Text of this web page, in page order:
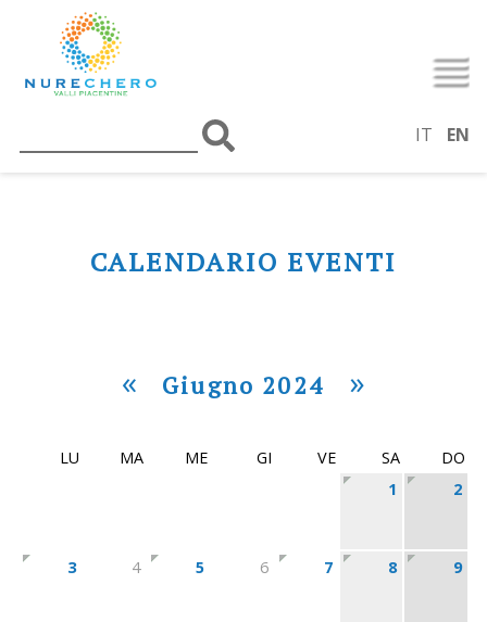
IT EN
CALENDARIO EVENTI
« Giugno 2024 »
LU MA ME GI VE SA
DO
1
2
3 4 5 6 7 8 9